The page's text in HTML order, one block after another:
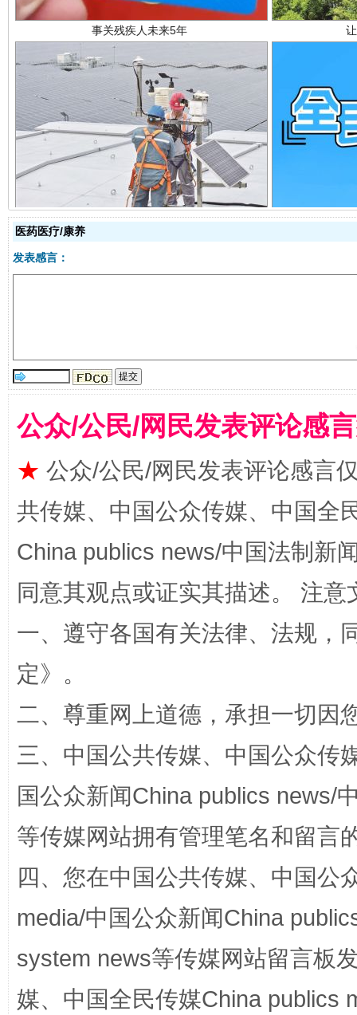
规模最大的光氢储一体化项目 走
如何以同查同治破解风腐交织难题 养老服
完善运行机制助力责任有效落实
医药医疗/康养
发表感言：
公众/公民/网民发表评论感
★ 公众/公民/网民发表评论感言
共传媒、中国公众传媒、中国全
China publics news/中国法制新
同意其观点或证实其描述。 注
一、遵守各国有关法律、法规，
定》。
二、尊重网上道德，承担一切因
三、中国公共传媒、中国公众传
国公众新闻China publics news/
等传媒网站拥有管理笔名和留言
四、您在中国公共传媒、中国公
media/中国公众新闻China
system news等传媒网站留言板
媒、中国全民传媒China publics